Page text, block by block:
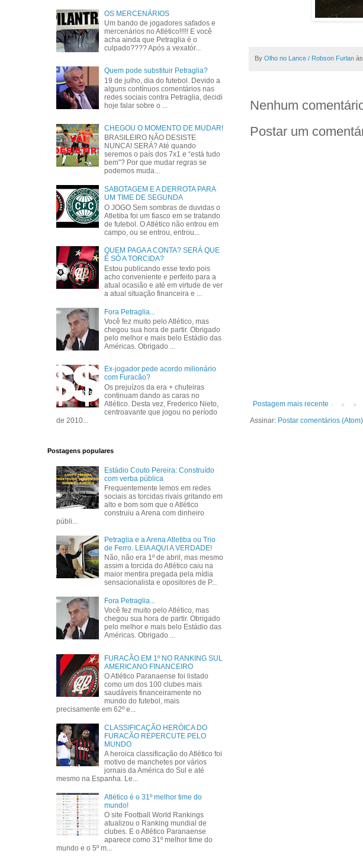
By Olho no Lance / Robson Furlan às
Nenhum
Postar um
Postagem mais recente
Assinar: Postar comentários (Atom)
OS MERCENÁRIOS
Um bando de jogadores safados e
mercenários no Atlético!!!!! E você
acha ainda que Petraglia é o
culpado???? Após a vexatór...
Quem pode substituir Petraglia?
19 de julho, dia do futebol. Devido a
alguns contínuos comentários nas
redes sociais contra Petraglia, decidi
hoje falar sobre o ...
CHEGOU O MOMENTO DE MUDAR!
BRASILEIRO NÃO DESISTE
NUNCA! SERÁ? Até quando
seremos o país dos 7x1 e “está tudo
bem”? Por que mudar regras se
podemos muda...
SABOTAGEM E A DERROTA PARA
UM TIME DE SEGUNDA
O JOGO Sem sombras de duvidas o
Atletiba foi um fiasco em se tratando
de futebol. O Atlético não entrou em
campo, ou se entrou, entrou...
QUEM PAGA A CONTA? SERÁ QUE
É SÓ A TORCIDA?
Estou publicando esse texto pois
acho conveniente e perfeito para a
atual ocasião e até em virtude de ver
a atual situação financeira e ...
Fora Petraglia...
Você fez muito pelo Atlético, mas
chegou sua hora de partir. Obrigado
pelo melhor e mais belo Estádio das
Américas. Obrigado ...
Ex-jogador pede acordo milionário
com Furacão?
Os prejuízos da era + chuteiras
continuam dando as caras no
Atlético. Desta vez, Frederico Nieto,
centroavante que jogou no período
de 2010...
Postagens populares
Estádio Couto Pereira: Construído
com verba pública
Frequentemente lemos em redes
sociais as torcidas rivais gritando em
alto e bom som que o Atlético
construiu a Arena com dinheiro
públi...
Petraglia e a Arena Atletiba ou Trio
de Ferro. LEIA AQUI A VERDADE!
Não, não era 1º de abril, mas mesmo
assim a torcida do Atlético caiu na
maior mentira pregada pela mídia
sensacionalista e opositores de P...
Fora Petraglia...
Você fez muito pelo Atlético, mas
chegou sua hora de partir. Obrigado
pelo melhor e mais belo Estádio das
Américas. Obrigado ...
FURACÃO EM 1º NO RANKING SUL
AMERICANO FINANCEIRO
O Atlético Paranaense foi listado
como um dos 100 clubes mais
saudáveis financeiramente no
mundo do futebol, mais
precisamente em 62º e...
CLASSIFICAÇÃO HERÓICA DO
FURACÃO REPERCUTE PELO
MUNDO
A heroica classificação do Atlético foi
motivo de manchetes por vários
jornais da América do Sul e até
mesmo na Espanha. Le...
Atlético é o 31º melhor time do
mundo!
O site Football World Rankings
atualizou o Ranking mundial de
clubes. E o Atlético Paranaense
aparece como 31º melhor time do
mundo e o 5º m...